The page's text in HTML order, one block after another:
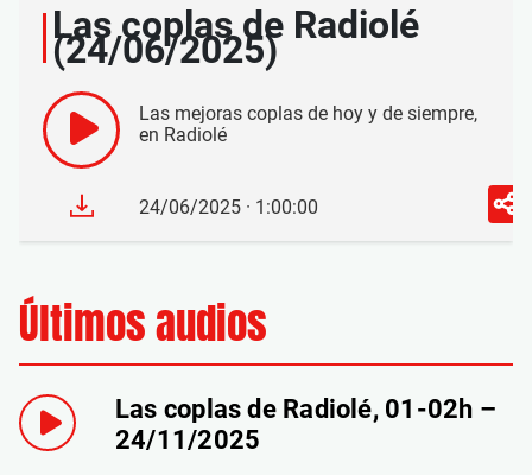
Las coplas de Radiolé
(24/06/2025)
Las mejoras coplas de hoy y de siempre,
en Radiolé
24/06/2025 · 1:00:00
Últimos audios
Las coplas de Radiolé, 01-02h –
24/11/2025